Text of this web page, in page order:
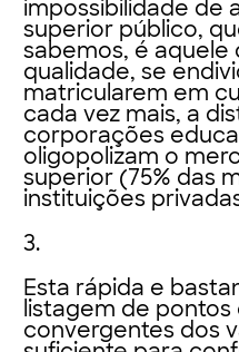
impossibilidade de
superior público,
sabemos, é aquele
qualidade, se
matricularem em
cada vez mais, a
corporações
oligopolizam o
superior (75% das
instituições
3.
Esta rápida e
listagem de pontos
convergentes dos